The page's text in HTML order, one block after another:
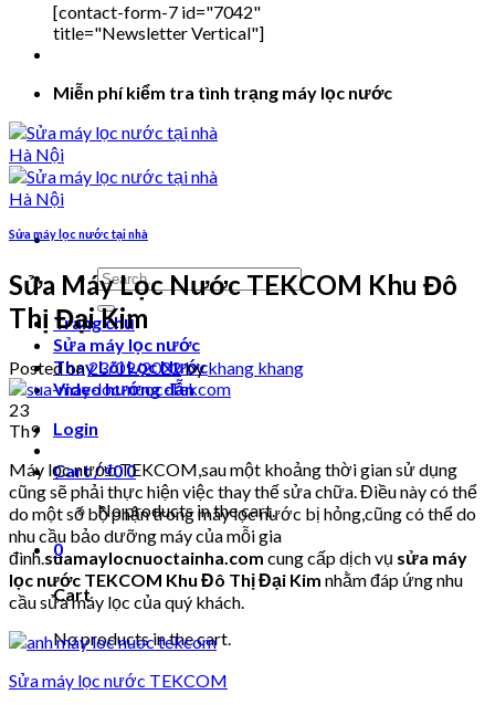
[contact-form-7 id="7042"
title="Newsletter Vertical"]
Miễn phí kiểm tra tình trạng máy lọc nước
Search
for:
Trang chủ
Sửa máy lọc nước
Thay Lõi Lọc Nước
Video hướng dẫn
Login
Cart /₫00
No products in the cart.
0
Cart
No products in the cart.
Sửa máy lọc nước tại nhà
Sửa Máy Lọc Nước TEKCOM Khu Đô
Thị Đại Kim
Posted on23/09/2022bykhang khang
23
Th9
Máy lọc nước TEKCOM,sau một khoảng thời gian sử dụng
cũng sẽ phải thực hiện việc thay thế sửa chữa. Điều này có thể
do một số bộ phận trong máy lọc nước bị hỏng,cũng có thể do
nhu cầu bảo dưỡng máy của mỗi gia
đình.suamaylocnuoctainha.com cung cấp dịch vụ sửa máy
lọc nước TEKCOM Khu Đô Thị Đại Kim nhằm đáp ứng nhu
cầu sửa máy lọc của quý khách.
Sửa máy lọc nước TEKCOM